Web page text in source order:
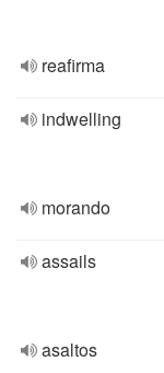
reafirma
indwelling
morando
assails
asaltos